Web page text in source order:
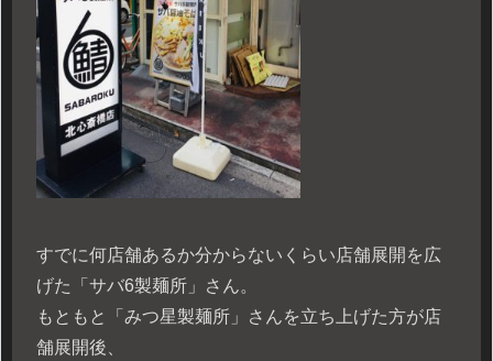
すでに何店舗あるか分からないくらい店舗展開を広
げた「サバ6製麺所」さん。
もともと「みつ星製麺所」さんを立ち上げた方が店
舗展開後、